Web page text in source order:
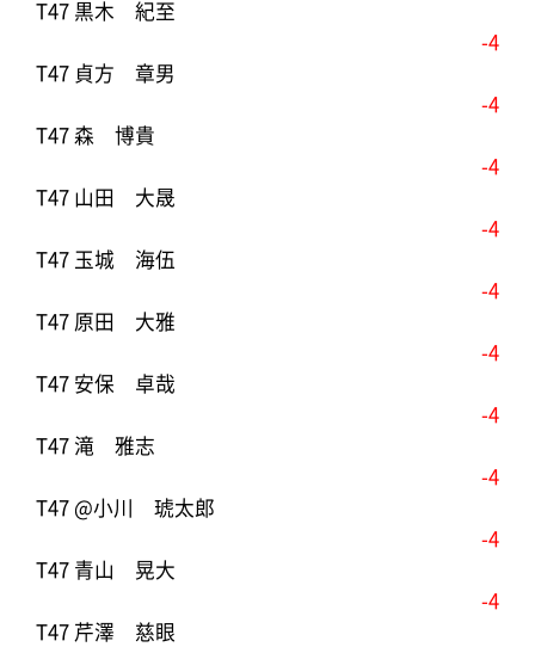
T47 黒木 紀至
-4
T47 貞方 章男
-4
T47 森 博貴
-4
T47 山田 大晟
-4
T47 玉城 海伍
-4
T47 原田 大雅
-4
T47 安保 卓哉
-4
T47 滝 雅志
-4
T47 @小川 琥太郎
-4
T47 青山 晃大
-4
T47 芹澤 慈眼